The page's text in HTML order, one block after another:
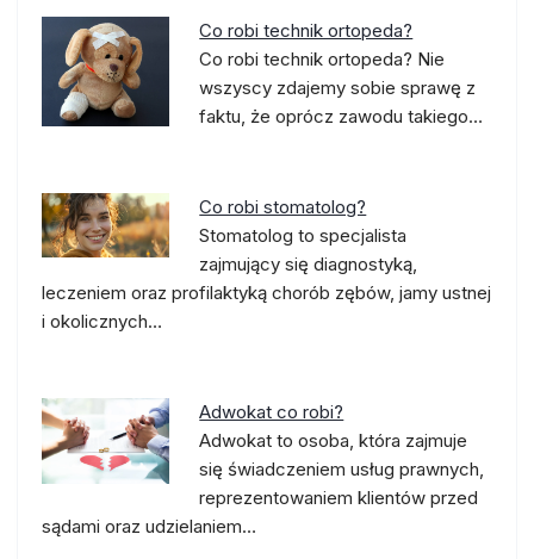
Co robi technik ortopeda?
Co robi technik ortopeda? Nie
wszyscy zdajemy sobie sprawę z
faktu, że oprócz zawodu takiego…
Co robi stomatolog?
Stomatolog to specjalista
zajmujący się diagnostyką,
leczeniem oraz profilaktyką chorób zębów, jamy ustnej
i okolicznych…
Adwokat co robi?
Adwokat to osoba, która zajmuje
się świadczeniem usług prawnych,
reprezentowaniem klientów przed
sądami oraz udzielaniem…